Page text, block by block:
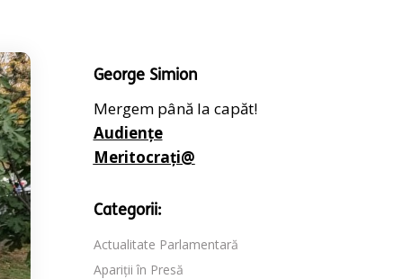
George Simion
Mergem până la capăt!
Audiențe
Meritocrați@
Categorii:
Actualitate Parlamentară
Apariții în Presă